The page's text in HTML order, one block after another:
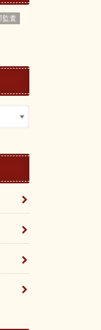
監査